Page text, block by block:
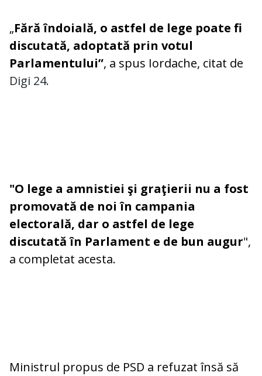
„Fără îndoială, o astfel de lege poate fi
discutată, adoptată prin votul
Parlamentului”, a spus Iordache, citat de
Digi 24.
"O lege a amnistiei şi graţierii nu a fost
promovată de noi în campania
electorală, dar o astfel de lege
discutată în Parlament e de bun augur",
a completat acesta.
Ministrul propus de PSD a refuzat însă să